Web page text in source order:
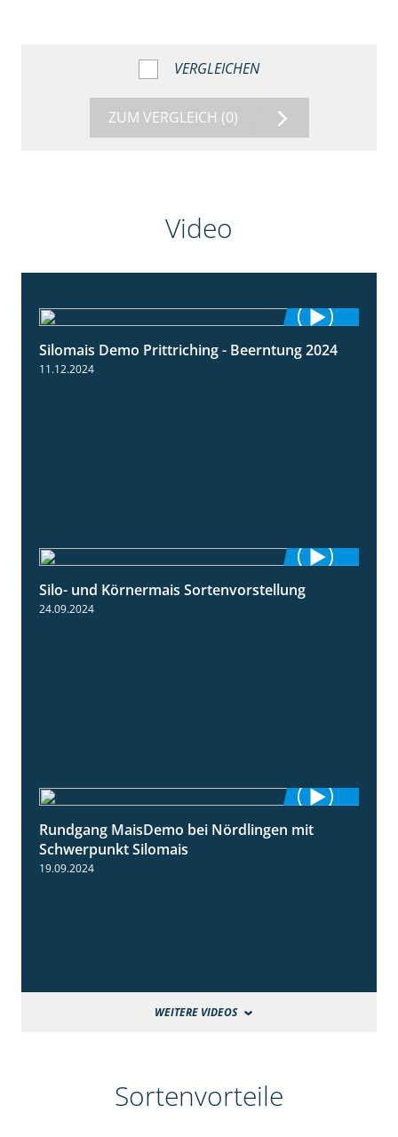
VERGLEICHEN
ZUM VERGLEICH (0)
Video
12:28
Silomais Demo Prittriching - Beerntung 2024
11.12.2024
4:26
Silo- und Körnermais Sortenvorstellung
24.09.2024
10:51
Rundgang MaisDemo bei Nördlingen mit
Schwerpunkt Silomais
19.09.2024
WEITERE VIDEOS
Sortenvorteile